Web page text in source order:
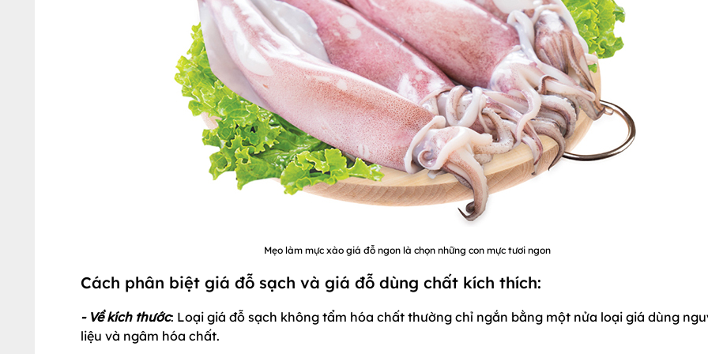
Mẹo làm mực xào giá đỗ ngon là chọn những con mực tươi ngon
Cách phân biệt giá đỗ sạch và giá đỗ dùng chất kích thích:
- Về kích thước: Loại giá đỗ sạch không tẩm hóa chất thường chỉ ngắn bằng một nửa loại giá dùng
liệu và ngâm hóa chất.